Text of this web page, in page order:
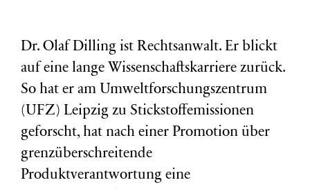
Dr. Olaf Dilling ist Rechtsanwalt. Er blickt
auf eine lange Wissenschaftskarriere zurück.
So hat er am Umweltforschungszentrum
(UFZ) Leipzig zu Stickstoffemissionen
geforscht, hat nach einer Promotion über
grenzüberschreitende
Produktverantwortung eine